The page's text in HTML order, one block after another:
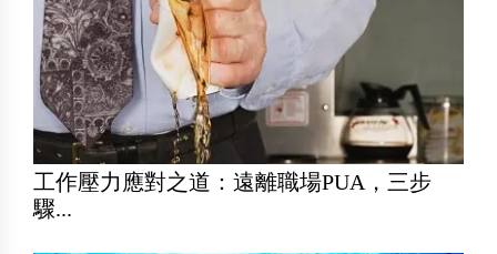
工作壓力應對之道：遠離職場PUA，三步
驟...